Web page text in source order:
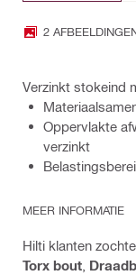
2
Verzinkt stokeind
Oppervlakte
verzinkt
MEER INFORMATIE
Hilti klanten
Torx bout